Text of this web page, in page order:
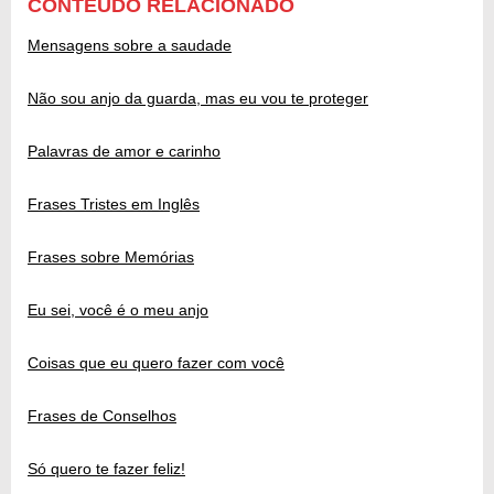
CONTEÚDO RELACIONADO
Mensagens sobre a saudade
Não sou anjo da guarda, mas eu vou te proteger
Palavras de amor e carinho
Frases Tristes em Inglês
Frases sobre Memórias
Eu sei, você é o meu anjo
Coisas que eu quero fazer com você
Frases de Conselhos
Só quero te fazer feliz!